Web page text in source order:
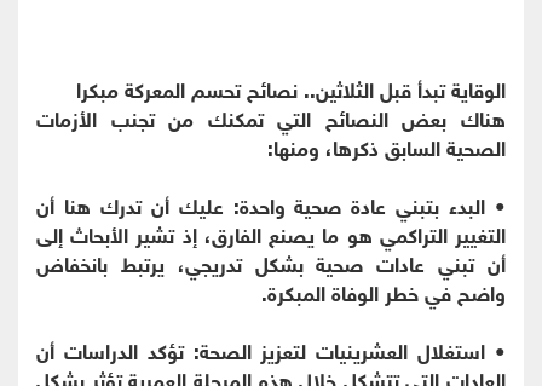
الوقاية تبدأ قبل الثلاثين.. نصائح تحسم المعركة مبكرا
هناك بعض النصائح التي تمكنك من تجنب الأزمات
الصحية السابق ذكرها، ومنها:
• البدء بتبني عادة صحية واحدة: عليك أن تدرك هنا أن
التغيير التراكمي هو ما يصنع الفارق، إذ تشير الأبحاث إلى
أن تبني عادات صحية بشكل تدريجي، يرتبط بانخفاض
واضح في خطر الوفاة المبكرة.
• استغلال العشرينيات لتعزيز الصحة: تؤكد الدراسات أن
العادات التي تتشكل خلال هذه المرحلة العمرية تؤثر بشكل